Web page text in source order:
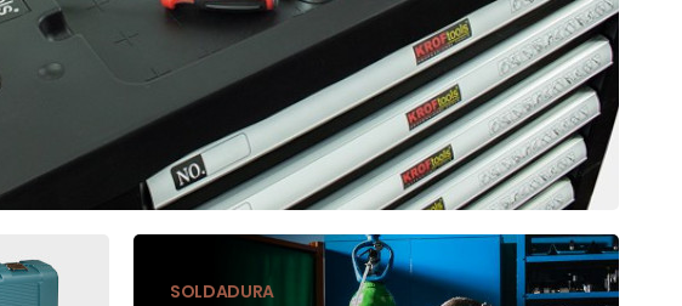
SOLDADURA